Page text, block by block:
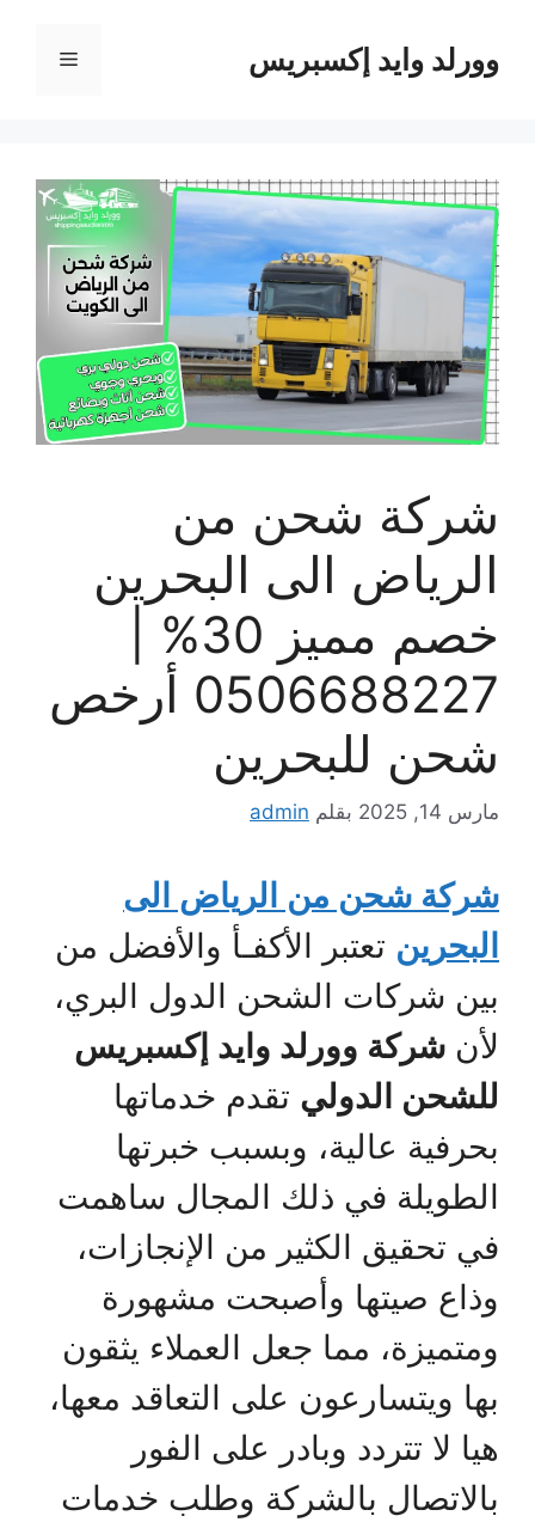
المحتوىوورلد وايد إكسبريس القائمة
شركة شحن من
الرياض الى البحرين
خصم مميز 30% |
0506688227 أرخص
شحن للبحرين
مارس 14, 2025 بقلم admin
شركة شحن من الرياض الى
البحرين تعتبر الأكفـأ والأفضل من
بين شركات الشحن الدول البري،
لأن شركة وورلد وايد إكسبريس
للشحن الدولي تقدم خدماتها
بحرفية عالية، وبسبب خبرتها
الطويلة في ذلك المجال ساهمت
في تحقيق الكثير من الإنجازات،
وذاع صيتها وأصبحت مشهورة
ومتميزة، مما جعل العملاء يثقون
بها ويتسارعون على التعاقد معها،
هيا لا تتردد وبادر على الفور
بالاتصال بالشركة وطلب خدمات